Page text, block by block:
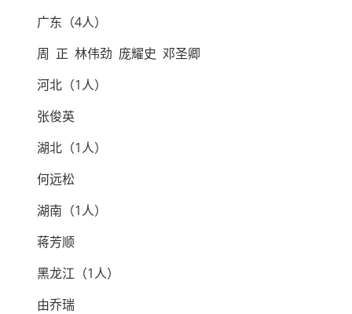
广东（4人）
周 正 林伟劲 庞耀史 邓圣卿
河北（1人）
张俊英
湖北（1人）
何远松
湖南（1人）
蒋芳顺
黑龙江（1人）
由乔瑞